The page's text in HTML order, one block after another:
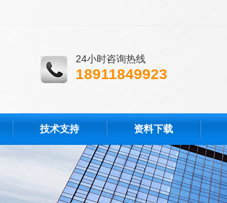
24小时咨询热线
18911849923
技术支持 资料下载